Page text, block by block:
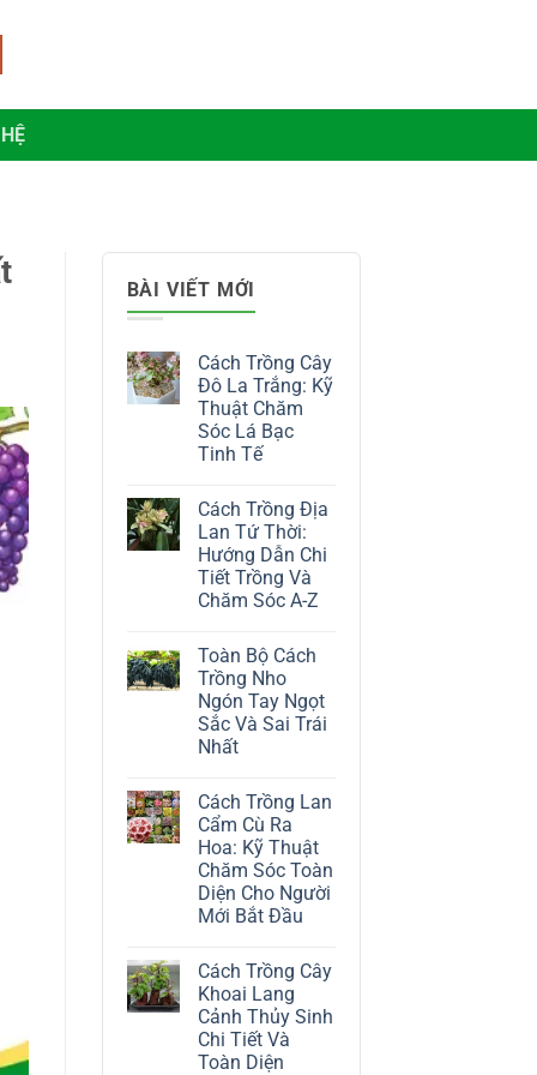
BÀI VIẾT MỚI
Cách Trồng Cây
Đô La Trắng: Kỹ
Thuật Chăm
Sóc Lá Bạc
Tinh Tế
bình
luận
ở
Cách
Trồng
Cây
Đô
Kỹ
Thuật
Chăm
Sóc
Lá
Bạc
Tinh
Cách Trồng Địa
Lan Tứ Thời:
Hướng Dẫn Chi
Tiết Trồng Và
Chăm Sóc A-Z
bình
luận
Cách
Trồng
Địa
Lan
Hướng
Dẫn
Chi
Tiết
Trồng
Và
Chăm
Sóc
A-
Toàn Bộ Cách
Trồng Nho
Ngón Tay Ngọt
Sắc Và Sai Trái
Nhất
bình
luận
ở
Toàn
Bộ
Cách
Trồng
Nho
Ngón
Sắc
Và
Sai
Trái
Nhất
Cách Trồng Lan
Cẩm Cù Ra
Hoa: Kỹ Thuật
Chăm Sóc Toàn
Diện Cho Người
Mới Bắt Đầu
bình
luận
ở
Cách
Trồng
Lan
Cẩm
Cách Trồng Cây
Khoai Lang
Cảnh Thủy Sinh
Chi Tiết Và
Toàn Diện